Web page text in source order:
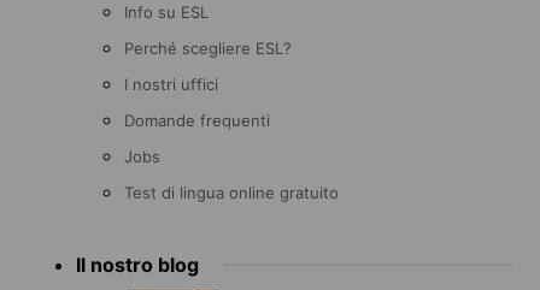
Info su ESL
Perché scegliere ESL?
I nostri uffici
Domande frequenti
Jobs
Test di lingua online gratuito
Il nostro blog